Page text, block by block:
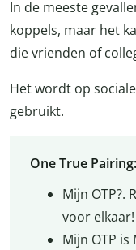
In de meeste
koppels, maar het
die vrienden of
Het wordt op
gebruikt.
One True
Mijn OTP?.
voor elkaar!
Mijn OTP